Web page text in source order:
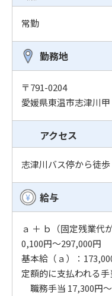
常勤
勤務地
〒791-0204
愛媛県東温市志津川
アクセス
志津川バス停から徒
給与
ａ ＋ ｂ（固定残業代
0,100円〜297,000円
基本給（ａ）：
定額的に支払われる手
職務手当 17,300円